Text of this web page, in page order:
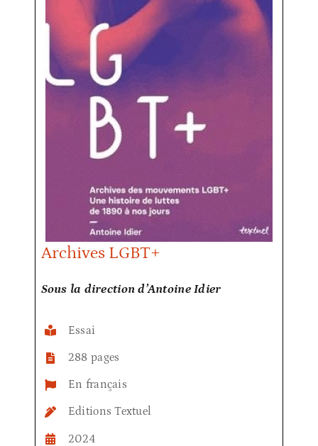
Archives LGBT+
Sous la direction d’Antoine Idier
Essai
288 pages
En français
Editions Textuel
2024